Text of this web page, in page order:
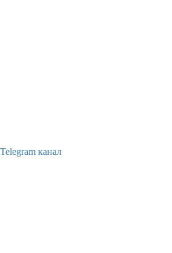
Telegram канал